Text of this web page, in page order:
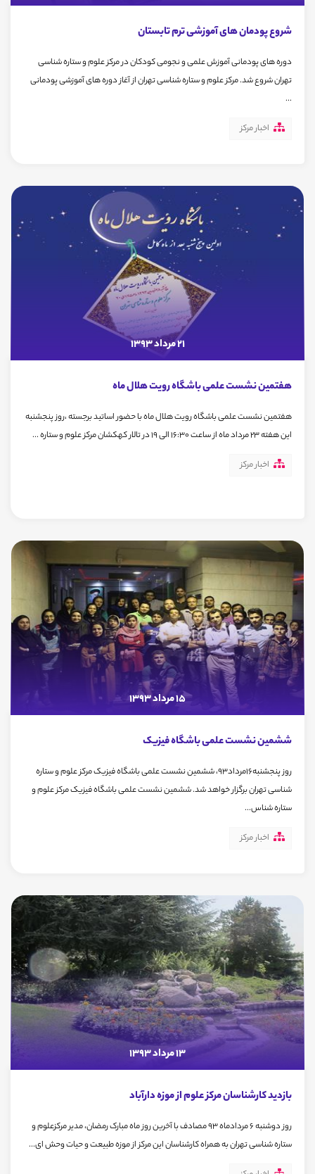
شروع پودمان های آموزشی ترم تابستان
دوره های پودمانی آموزش علمی و نجومی کودکان در مرکز علوم و ستاره شناسی
تهران شروع شد. مرکز علوم و ستاره شناسی تهران از آغاز دوره های آموزشی پودمانی
...
اخبار مرکز
21 مرداد 1393
هفتمین نشست علمی باشگاه رویت هلال ماه
هفتمین نشست علمی باشگاه رویت هلال ماه با حضور اساتید برجسته ،روز پنجشنبه
این هفته 23 مرداد ماه از ساعت 16:30 الی 19 در تالار کهکشان مرکز علوم و ستاره ...
اخبار مرکز
15 مرداد 1393
ششمین نشست علمی باشگاه فیزیک
روز پنجشنبه16مرداد93، ششمین نشست علمی باشگاه فیزیک مرکز علوم و ستاره
شناسی تهران برگزار خواهد شد. ششمین نشست علمی باشگاه فیزیک مرکز علوم و
ستاره شناس...
اخبار مرکز
13 مرداد 1393
بازدید کارشناسان مرکز علوم از موزه دارآباد
روز دوشنبه 6 مردادماه 93 مصادف با آخرین روز ماه مبارک رمضان، مدیر مرکزعلوم و
ستاره شناسی تهران به همراه کارشناسان این مرکز از موزه طبیعت و حیات وحش ای...